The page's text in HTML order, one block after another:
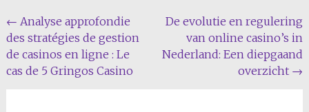
Beitragsnavigation
← Analyse approfondie
des stratégies de gestion
de casinos en ligne : Le
cas de 5 Gringos Casino
De evolutie en regulering
van online casino’s in
Nederland: Een diepgaand
overzicht →